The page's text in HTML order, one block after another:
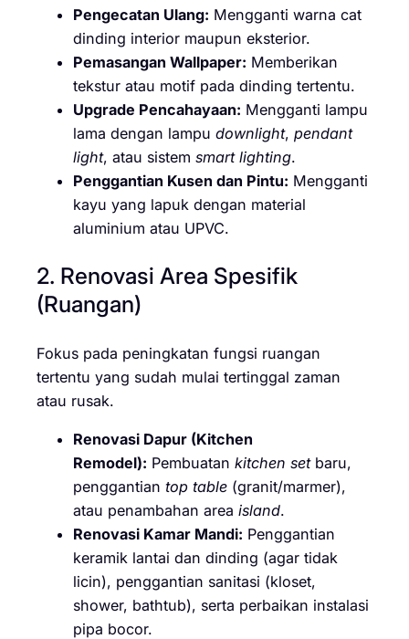
Pengecatan Ulang: Mengganti warna cat
dinding interior maupun eksterior.
Pemasangan Wallpaper: Memberikan
tekstur atau motif pada dinding tertentu.
Upgrade Pencahayaan: Mengganti lampu
lama dengan lampu downlight, pendant
light, atau sistem smart lighting.
Penggantian Kusen dan Pintu: Mengganti
kayu yang lapuk dengan material
aluminium atau UPVC.
2. Renovasi Area Spesifik
(Ruangan)
Fokus pada peningkatan fungsi ruangan
tertentu yang sudah mulai tertinggal zaman
atau rusak.
Renovasi Dapur (Kitchen
Remodel): Pembuatan kitchen setbaru,
penggantian top table (granit/marmer),
atau penambahan area island.
Renovasi Kamar Mandi: Penggantian
keramik lantai dan dinding (agar tidak
licin), penggantian sanitasi (kloset,
shower, bathtub), serta perbaikan instalasi
pipa bocor.